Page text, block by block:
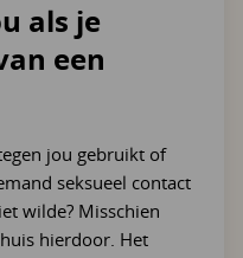
als je
een
jou gebruikt of
seksueel contact
wilde? Misschien
hierdoor. Het